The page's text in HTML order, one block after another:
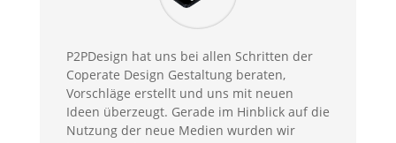
P2PDesign hat uns bei allen Schritten der
Coperate Design Gestaltung beraten,
Vorschläge erstellt und uns mit neuen
Ideen überzeugt. Gerade im Hinblick auf die
Nutzung der neue Medien wurden wir